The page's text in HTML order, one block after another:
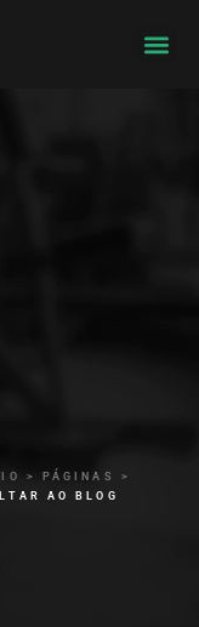
> PÁGINAS >
AO BLOG